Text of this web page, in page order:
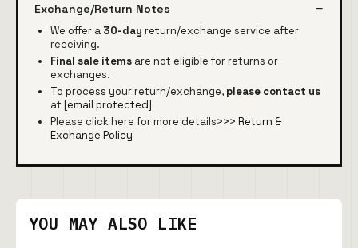
Exchange/Return Notes
We offer a 30-day return/exchange service after
receiving.
Final sale items are not eligible for returns or
exchanges.
To process your return/exchange, please contact us
at [email protected]
Please click here for more details>>> Return &
Exchange Policy
YOU MAY ALSO LIKE